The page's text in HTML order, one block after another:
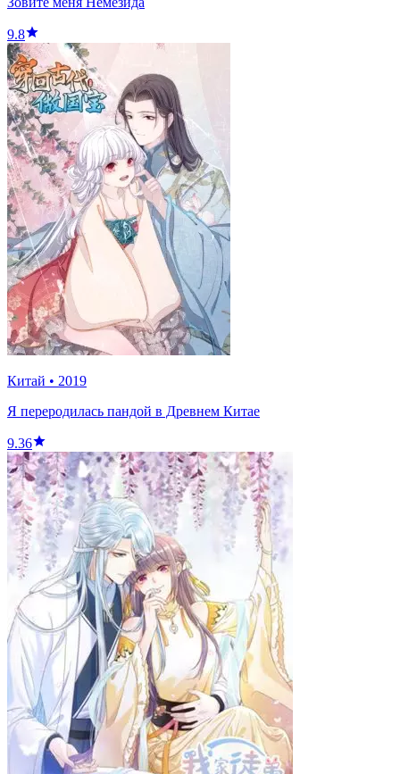
9.8
Китай • 2019
Я переродилась пандой в Древнем Китае
9.36